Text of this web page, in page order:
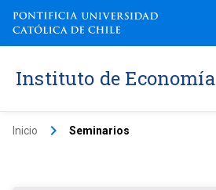
Instituto de Economía
Inicio keyboard_arrow_right Seminarios